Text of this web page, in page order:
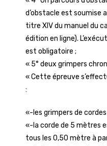
d’obstacle est soumise
titre XIV du manuel du
édition en ligne).
est obligatoire ;
« 5° deux grimpers
« Cette épreuve
:
«-les grimpers de
«-la corde de 5 mètres
tous les 0,50 mètre à